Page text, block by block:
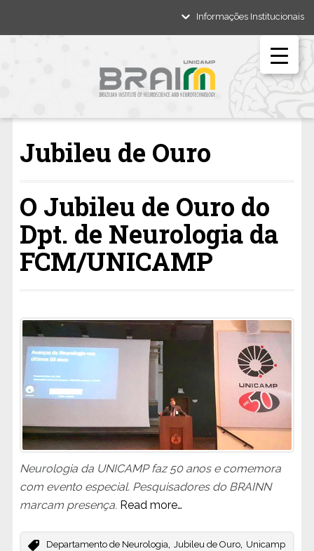
Informações Institucionais
Jubileu de Ouro
O Jubileu de Ouro do
Dpt. de Neurologia da
FCM/UNICAMP
Neurologia da UNICAMP faz 50 anos e comemora
com evento especial. Pesquisadores do BRAINN
marcam presença. Read more…
Departamento de Neurologia Jubileu de Ouro, Unicamp